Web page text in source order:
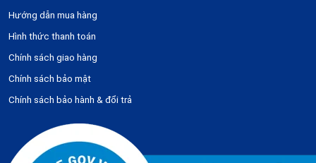
Hướng dẫn mua hàng
Hình thức thanh toán
Chính sách giao hàng
Chính sách bảo mật
Chính sách bảo hành & đổi trả